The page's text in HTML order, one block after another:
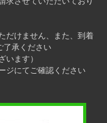
だけません、また、到着
了承ください
います）
ジにてご確認ください